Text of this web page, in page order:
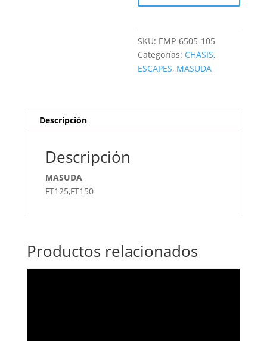
SKU: EMP-6505-105
Categorías: CHASIS,
ESCAPES, MASUDA
Descripción
Descripción
MASUDA
FT125,FT150
Productos relacionados